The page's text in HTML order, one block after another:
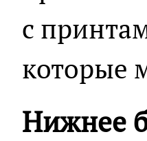
с
которые
Нижнее